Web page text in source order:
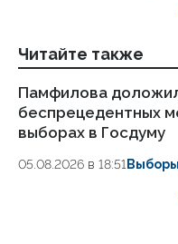
Читайте также
Памфилова
беспрецедентных
выборах в Госдуму
05.08.2026 в 18:51 Выборы